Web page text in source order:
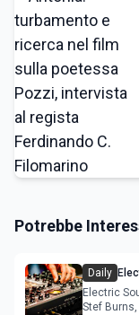
Potrebbe
Daily
Electric
Stef